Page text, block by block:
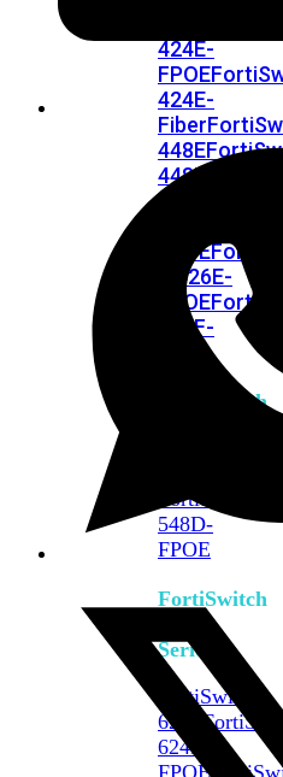
424E-
FPOE
424E-
Fiber
448E
448E-
POE
FPOE
M426E-
FPOE
424F-
FortiSwitch
FortiSwitch
548D-
FPOE
FortiSwitch
Series
FortiSwitch
624F
624F-
FPOE